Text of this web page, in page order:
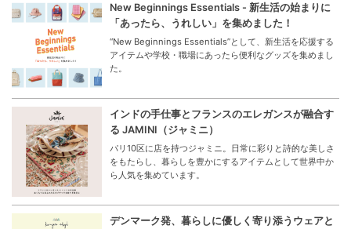
New Beginnings Essentials - 新生活の始まりに
「あったら、うれしい」を集めました！
“New Beginnings Essentials”として、新生活を応援する
アイテムや学校・職場にあったら便利なグッズを集めまし
た。
インドの手仕事とフランスのエレガンスが融合す
る JAMINI（ジャミニ）
パリ10区に店を持つジャミニ。日常に彩りと詩的な美しさ
をもたらし、暮らしを豊かにするアイテムとして世界中か
ら人気を集めています。
デンマーク発、暮らしに優しく寄り添うウェアと